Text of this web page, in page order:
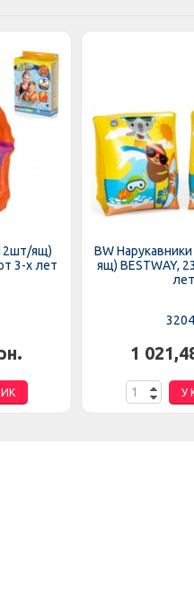
ящ)
3-х лет
BW
ящ) BESTWAY,
лет
1
У